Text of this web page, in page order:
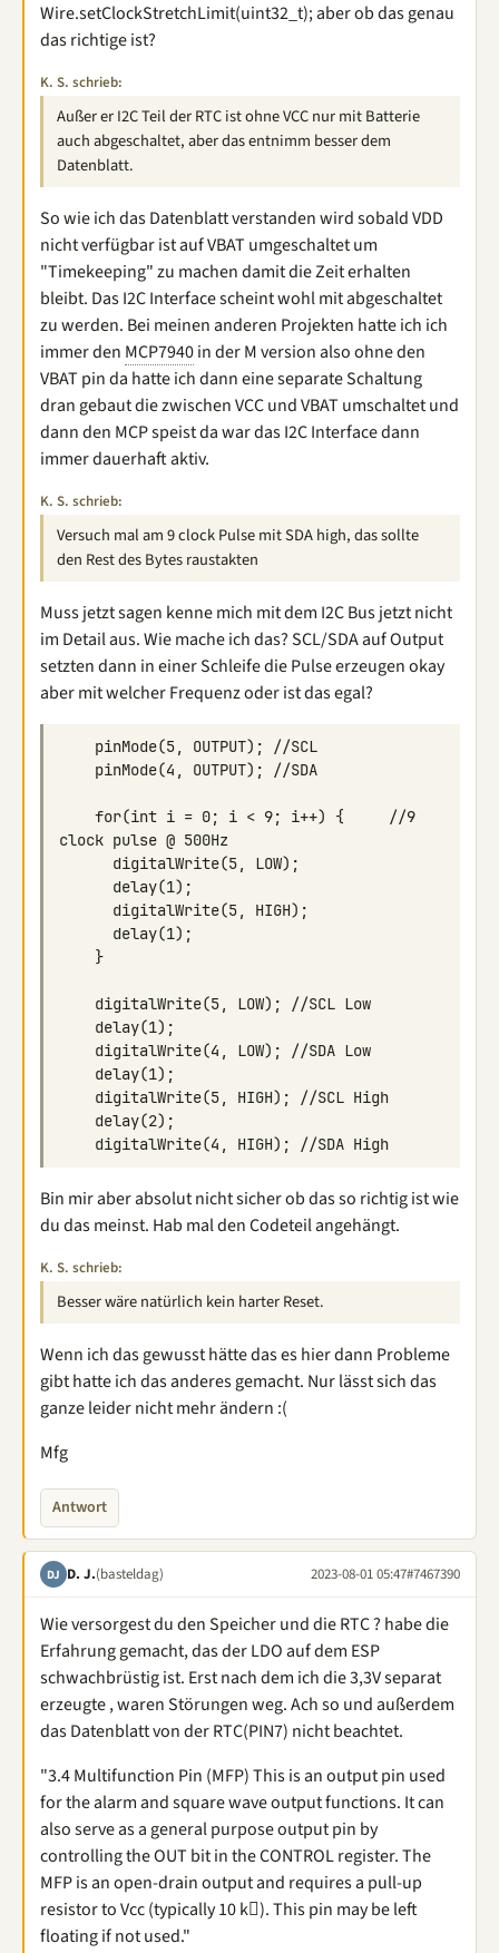
Wire.setClockStretchLimit(uint32_t); aber ob das genau
das richtige ist?
K. S. schrieb:
Außer er I2C Teil der RTC ist ohne VCC nur mit Batterie
auch abgeschaltet, aber das entnimm besser dem
Datenblatt.
So wie ich das Datenblatt verstanden wird sobald VDD
nicht verfügbar ist auf VBAT umgeschaltet um
"Timekeeping" zu machen damit die Zeit erhalten
bleibt. Das I2C Interface scheint wohl mit abgeschaltet
zu werden. Bei meinen anderen Projekten hatte ich ich
immer den MCP7940in der M version also ohne den
VBAT pin da hatte ich dann eine separate Schaltung
dran gebaut die zwischen VCC und VBAT umschaltet und
dann den MCP speist da war das I2C Interface dann
immer dauerhaft aktiv.
K. S. schrieb:
Versuch mal am 9 clock Pulse mit SDA high, das sollte
den Rest des Bytes raustakten
Muss jetzt sagen kenne mich mit dem I2C Bus jetzt nicht
im Detail aus. Wie mache ich das? SCL/SDA auf Output
setzten dann in einer Schleife die Pulse erzeugen okay
aber mit welcher Frequenz oder ist das egal?
Bin mir aber absolut nicht sicher ob das so richtig ist wie
du das meinst. Hab mal den Codeteil angehängt.
K. S. schrieb:
Besser wäre natürlich kein harter Reset.
Wenn ich das gewusst hätte das es hier dann Probleme
gibt hatte ich das anderes gemacht. Nur lässt sich das
ganze leider nicht mehr ändern :(
Mfg
Antwort
DJ D. J.(basteldag) 2023-08-01 05:47#7467390
Wie versorgest du den Speicher und die RTC ? habe die
Erfahrung gemacht, das der LDO auf dem ESP
schwachbrüstig ist. Erst nach dem ich die 3,3V separat
erzeugte , waren Störungen weg. Ach so und außerdem
das Datenblatt von der RTC(PIN7) nicht beachtet.
"3.4 Multifunction Pin (MFP) This is an output pin used
for the alarm and square wave output functions. It can
also serve as a general purpose output pin by
controlling the OUT bit in the CONTROL register. The
MFP is an open-drain output and requires a pull-up
resistor to Vcc (typically 10 k). This pin may be left
floating if not used."